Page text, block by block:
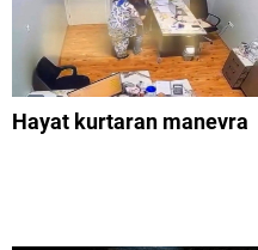
Hayat kurtaran manevra